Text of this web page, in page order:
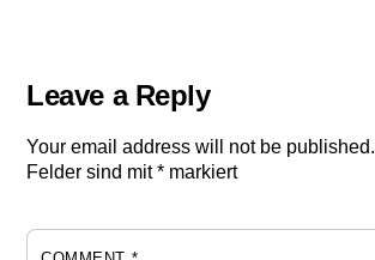
Leave a Reply
Your email address will not be published.
Felder sind mit* markiert